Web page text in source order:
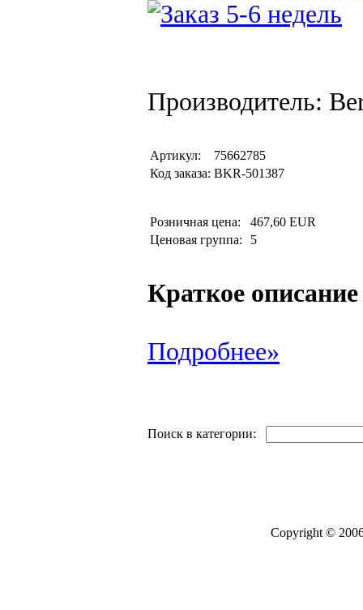
Производитель:
Артикул:
75662785
Код заказа: BKR-501387
Розничная цена:
467,60 EUR
Ценовая группа:
5
Краткое описание
Подробнее»
Поиск в категории:
Copyright ©